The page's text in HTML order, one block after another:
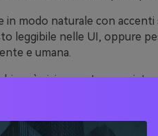
in modo naturale con accenti
leggibile nelle UI, oppure
e umana.
è visivamente